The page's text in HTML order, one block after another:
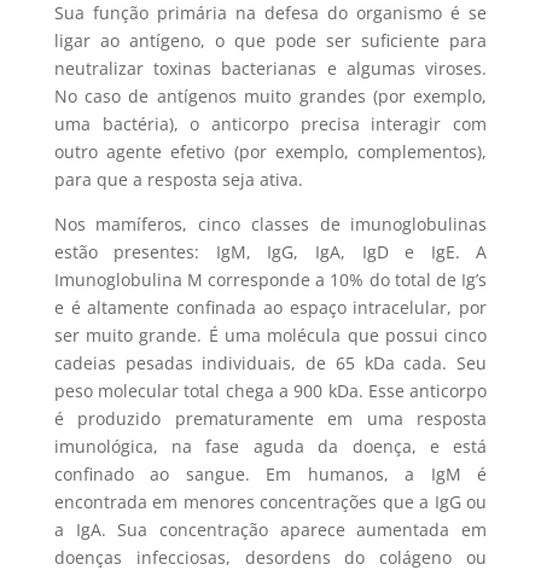
Sua função primária na defesa do organismo é se
ligar ao antígeno, o que pode ser suficiente para
neutralizar toxinas bacterianas e algumas viroses.
No caso de antígenos muito grandes (por exemplo,
uma bactéria), o anticorpo precisa interagir com
outro agente efetivo (por exemplo, complementos),
para que a resposta seja ativa.
Nos mamíferos, cinco classes de imunoglobulinas
estão presentes: IgM, IgG, IgA, IgD e IgE. A
Imunoglobulina M corresponde a 10% do total de Ig’s
e é altamente confinada ao espaço intracelular, por
ser muito grande. É uma molécula que possui cinco
cadeias pesadas individuais, de 65 kDa cada. Seu
peso molecular total chega a 900 kDa. Esse anticorpo
é produzido prematuramente em uma resposta
imunológica, na fase aguda da doença, e está
confinado ao sangue. Em humanos, a IgM é
encontrada em menores concentrações que a IgG ou
a IgA. Sua concentração aparece aumentada em
doenças infecciosas, desordens do colágeno ou